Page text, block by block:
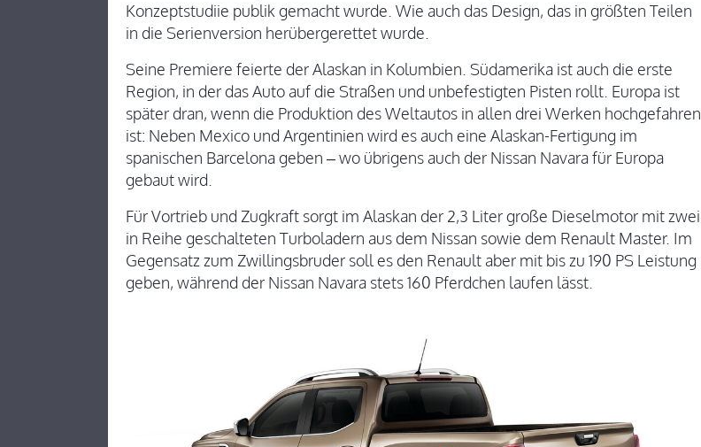
Konzeptstudiie publik gemacht wurde. Wie auch das Design, das in größten Teilen
in die Serienversion herübergerettet wurde.
Seine Premiere feierte der Alaskan in Kolumbien. Südamerika ist auch die erste
Region, in der das Auto auf die Straßen und unbefestigten Pisten rollt. Europa ist
später dran, wenn die Produktion des Weltautos in allen drei Werken hochgefahren
ist: Neben Mexico und Argentinien wird es auch eine Alaskan-Fertigung im
spanischen Barcelona geben – wo übrigens auch der Nissan Navara für Europa
gebaut wird.
Für Vortrieb und Zugkraft sorgt im Alaskan der 2,3 Liter große Dieselmotor mit zwei
in Reihe geschalteten Turboladern aus dem Nissan sowie dem Renault Master. Im
Gegensatz zum Zwillingsbruder soll es den Renault aber mit bis zu 190 PS Leistung
geben, während der Nissan Navara stets 160 Pferdchen laufen lässt.